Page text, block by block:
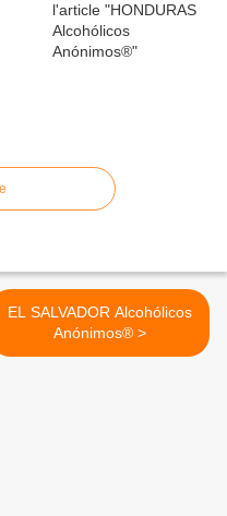
EL SALVADOR Alcohólicos
Anónimos® >